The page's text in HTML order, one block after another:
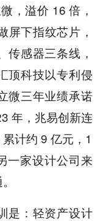
，溢价 16 倍，
屏下指纹芯片，
传感器三条线，
顶科技以专利侵
微三年业绩承诺
年，兆易创新连
计约 9 亿元，1
一家设计公司来
是：轻资产设计